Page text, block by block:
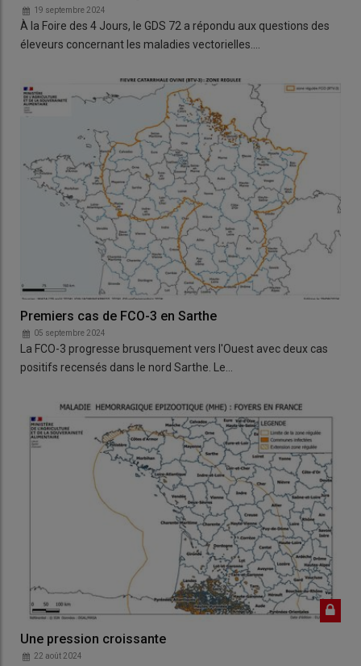
19 septembre 2024
À la Foire des 4 Jours, le GDS 72 a répondu aux questions des
éleveurs concernant les maladies vectorielles.…
Premiers cas de FCO-3 en Sarthe
05 septembre 2024
La FCO-3 progresse brusquement vers l'Ouest avec deux cas
positifs recensés dans le nord Sarthe. Le…
Une pression croissante
22 août 2024